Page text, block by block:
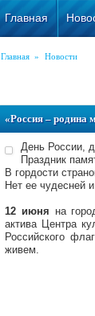
Главная
Главная » Новости
«Россия – родина
День России,
Праздник
В гордости
Нет ее чудесней
12 июня на
актива Центра
Российского
живем.